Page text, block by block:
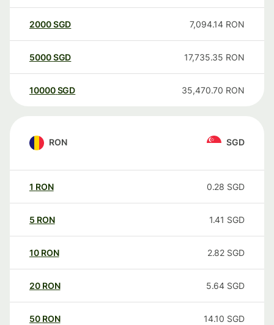
2000SGD 7,094.14 RON
5000SGD 17,735.35 RON
10000 SGD 35,470.70 RON
RON SGD
1 RON 0.28 SGD
5 RON 1.41 SGD
10 RON 2.82 SGD
20 RON 5.64 SGD
50 RON 14.10 SGD